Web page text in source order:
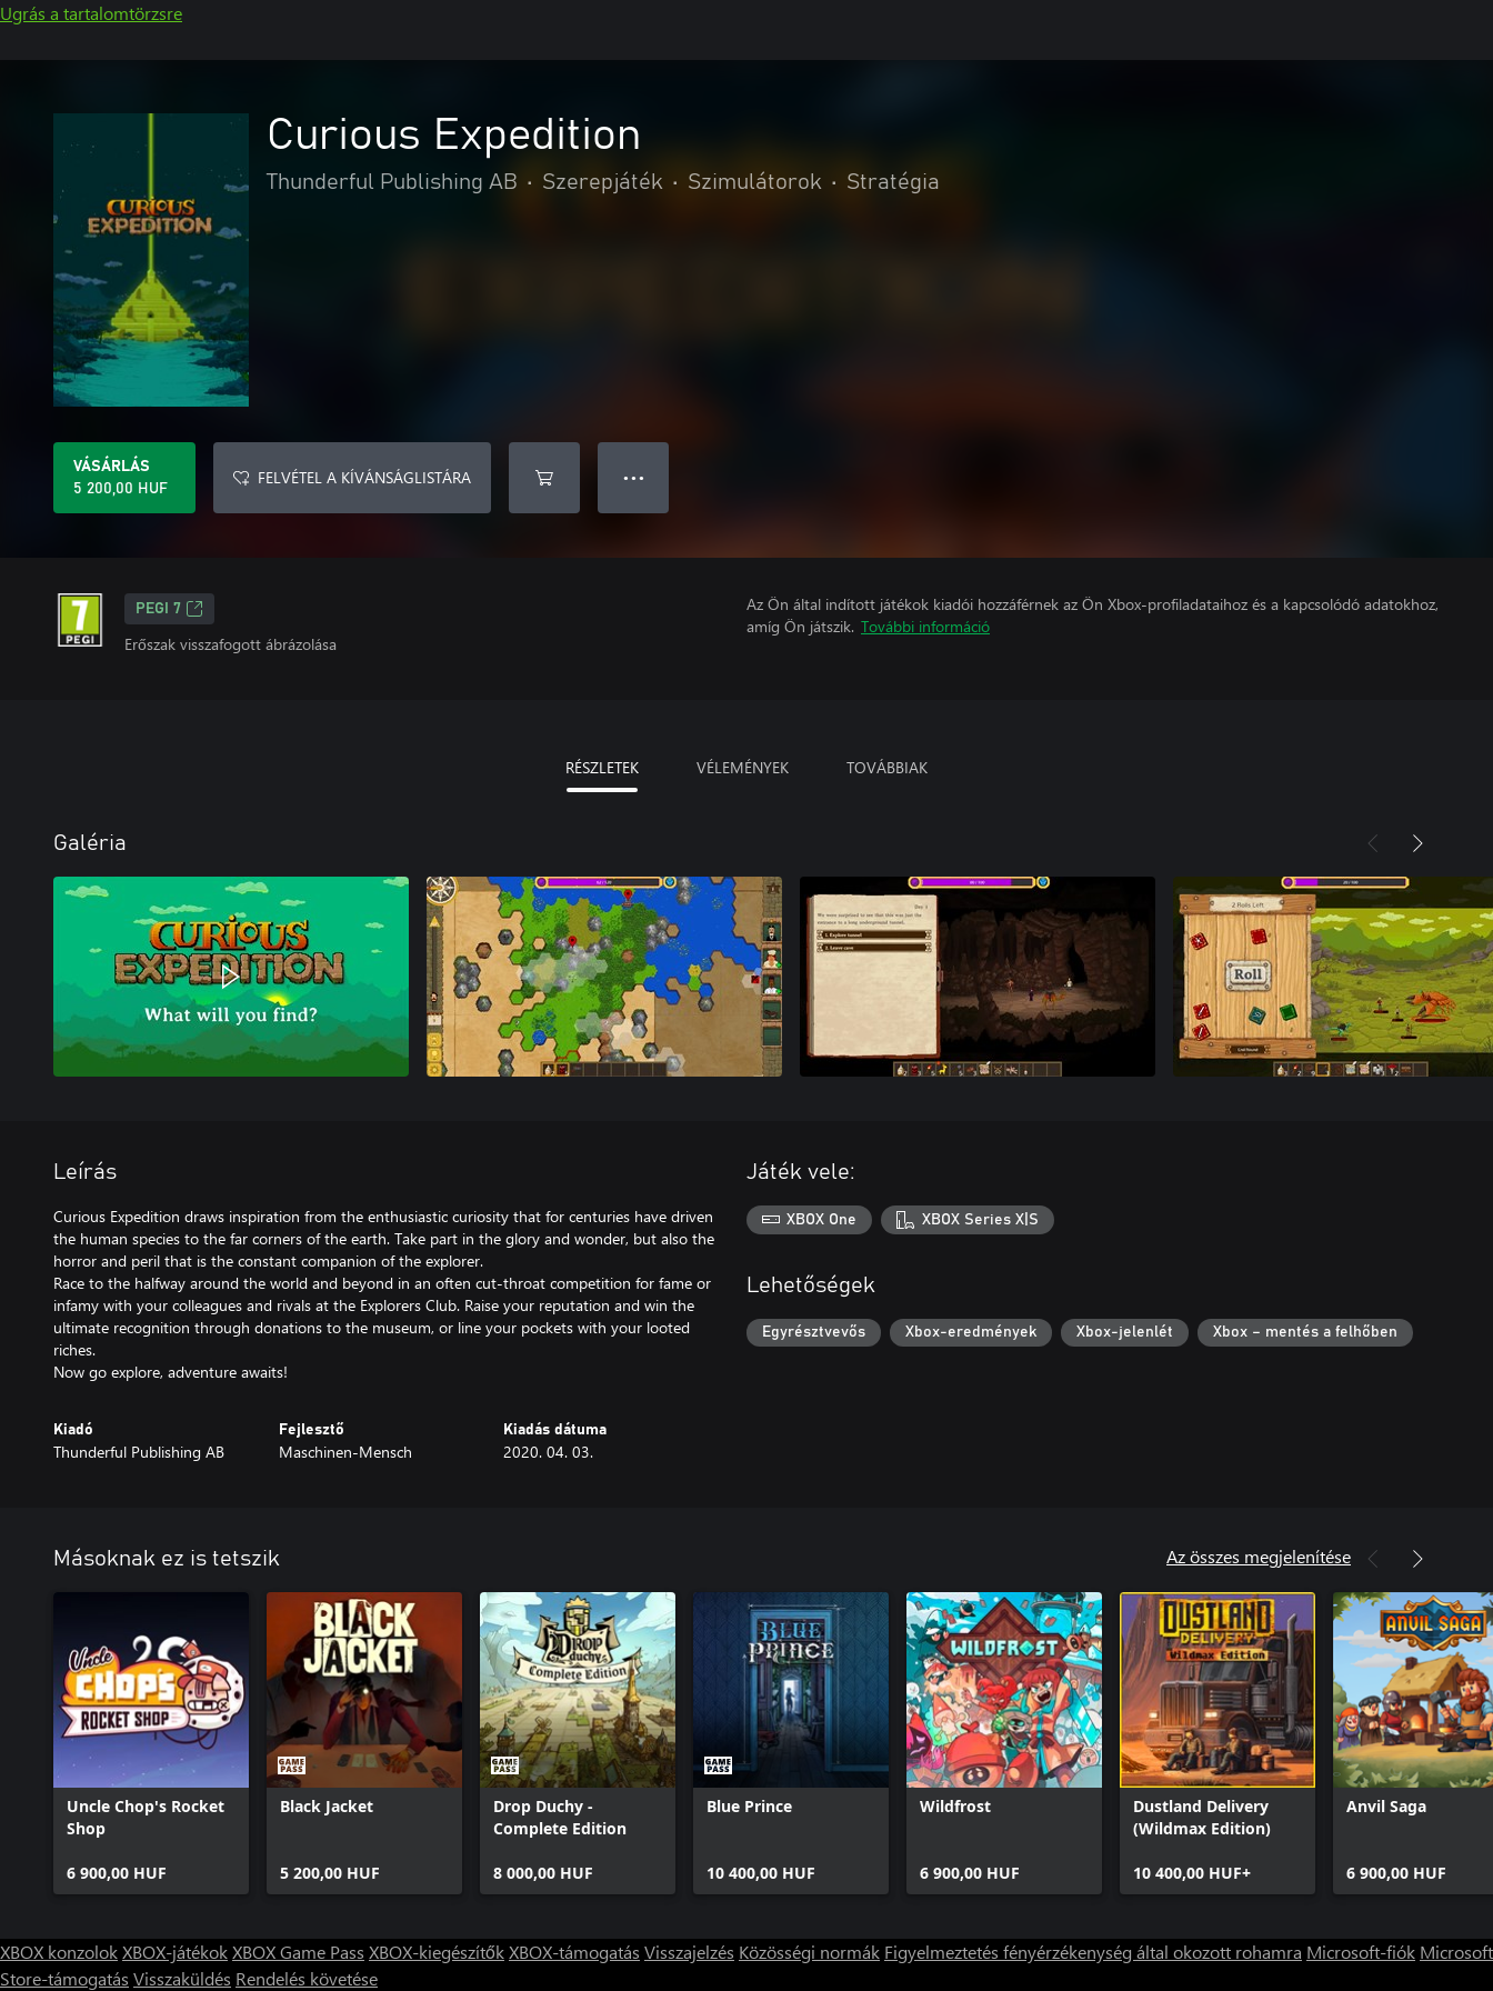
Ugrás a tartalomtörzsre
Curious Expedition
Thunderful Publishing AB • Szerepjáték • Szimulátorok • Stratégia
VÁSÁRLÁS
5 200,00 HUF
FELVÉTEL A KÍVÁNSÁGLISTÁRA ● ● ●
PEGI 7
Erőszak visszafogott ábrázolása
Az Ön által indított játékok kiadói hozzáférnek az Ön Xbox-profiladataihoz és a kapcsolódó adatokhoz,
amíg Ön játszik. További információ
RÉSZLETEK VÉLEMÉNYEK TOVÁBBIAK
Galéria
Leírás
Curious Expedition draws inspiration from the enthusiastic curiosity that for centuries have driven
the human species to the far corners of the earth. Take part in the glory and wonder, but also the
horror and peril that is the constant companion of the explorer.
Race to the halfway around the world and beyond in an often cut-throat competition for fame or
infamy with your colleagues and rivals at the Explorers Club. Raise your reputation and win the
ultimate recognition through donations to the museum, or line your pockets with your looted
riches.
Now go explore, adventure awaits!
Kiadó
Thunderful Publishing AB
Fejlesztő
Maschinen-Mensch
Kiadás dátuma
2020. 04. 03.
Játék vele:
XBOX One XBOX Series X|S
Lehetőségek
Egyrésztvevős Xbox-eredmények Xbox-jelenlét Xbox – mentés a felhőben
Másoknak ez is tetszik Az összes megjelenítése
Uncle Chop's Rocket
Shop
6 900,00 HUF
Black Jacket
5 200,00 HUF
Drop Duchy -
Complete Edition
8 000,00 HUF
Blue Prince
10 400,00 HUF
Wildfrost
6 900,00 HUF
Dustland Delivery
(Wildmax Edition)
10 400,00 HUF+
Anvil Saga
6 900,00 HUF
XBOX konzolokXBOX-játékokXBOX Game Pass XBOX-kiegészítőkXBOX-támogatás Visszajelzés Közösségi normák Figyelmeztetés fényérzékenység által okozott rohamra Microsoft-fiók Microsoft
Store-támogatás Visszaküldés Rendelés követése